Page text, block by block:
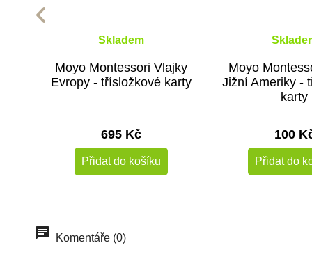
Skladem
Moyo Montessori Vlajky
Evropy - třísložkové karty
695 Kč
Přidat do košíku
Moyo
Jižní Ameriky -
karty
100
Přidat do
Komentáře (0)